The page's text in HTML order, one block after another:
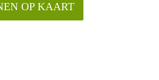
OP KAART